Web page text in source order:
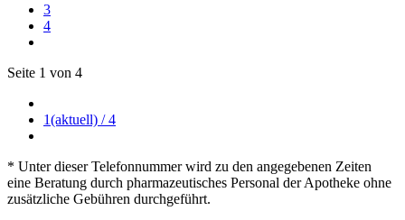
3
4
Seite 1 von 4
1(aktuell) / 4
* Unter dieser Telefonnummer wird zu den angegebenen Zeiten
eine Beratung durch pharmazeutisches Personal der Apotheke ohne
zusätzliche Gebühren durchgeführt.